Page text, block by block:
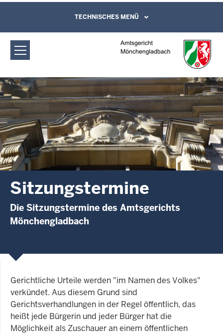
Amtsgericht Mönchengladbach:
Sitzungstermine
Direkt zum Inhalt
Leichte Sprache, Gebärdensprachenvideo
und Kontaktformular
TECHNISCHES MENÜ
Sitzungstermine
Die Sitzungstermine des Amtsgerichts
Mönchengladbach
Gerichtliche Urteile werden "im Namen des Volkes"
verkündet. Aus diesem Grund sind
Gerichtsverhandlungen in der Regel öffentlich, das
heißt jede Bürgerin und jeder Bürger hat die
Möglichkeit als Zuschauer an einem öffentlichen